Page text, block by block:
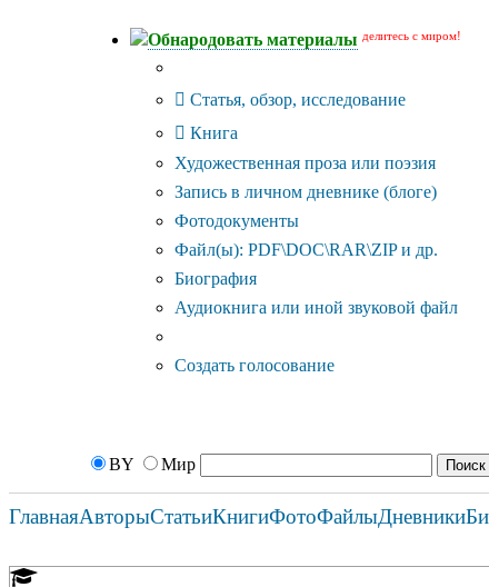
Обнародовать материалы делитесь с миром!
Статья, обзор, исследование
Книга
Художественная проза или поэзия
Запись в личном дневнике (блоге)
Фотодокументы
Файл(ы): PDF\DOC\RAR\ZIP и др.
Биография
Аудиокнига или иной звуковой файл
Создать голосование
BY Мир
ГлавнаяАвторыСтатьиКнигиФотоФайлыДневники